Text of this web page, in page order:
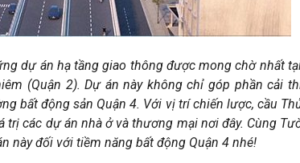
dự án hạ tầng giao thông được mong chờ nhất
(Quận 2). Dự án này không chỉ góp phần cải
bất động sản Quận 4. Với vị trí chiến lược, cầu
trị các dự án nhà ở và thương mại nơi đây. Cùng
này đối với tiềm năng bất động Quận 4 nhé!